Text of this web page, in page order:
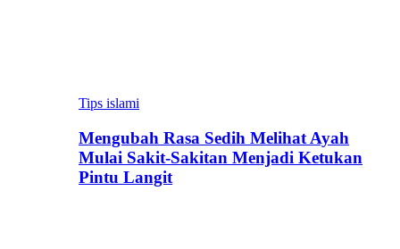
Tips islami
Mengubah Rasa Sedih Melihat Ayah
Mulai Sakit-Sakitan Menjadi Ketukan
Pintu Langit